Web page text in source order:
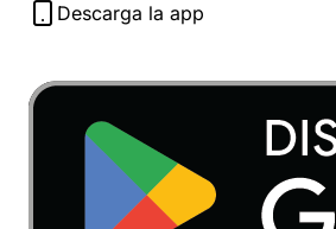
Descarga la app